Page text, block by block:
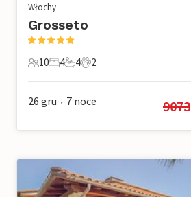
Włochy
Grosseto
10 Goście
10
4 Sypialnie
4
4 Łazienki
4
2 Zwierzęta domowe
2
26 gru • 7 noce 9073